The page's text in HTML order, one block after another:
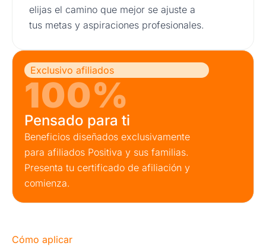
elijas el camino que mejor se ajuste a
tus metas y aspiraciones profesionales.
Exclusivo afiliados
100%
Pensado para ti
Beneficios diseñados exclusivamente
para afiliados Positiva y sus familias.
Presenta tu certificado de afiliación y
comienza.
Cómo aplicar